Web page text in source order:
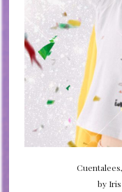
Cuentalees,
by